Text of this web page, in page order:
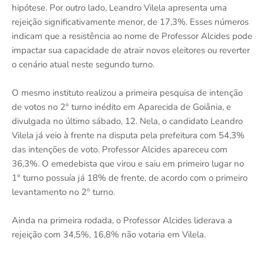
hipótese. Por outro lado, Leandro Vilela apresenta uma
rejeição significativamente menor, de 17,3%. Esses números
indicam que a resistência ao nome de Professor Alcides pode
impactar sua capacidade de atrair novos eleitores ou reverter
o cenário atual neste segundo turno.
O mesmo instituto realizou a primeira pesquisa de intenção
de votos no 2° turno inédito em Aparecida de Goiânia, e
divulgada no último sábado, 12. Nela, o candidato Leandro
Vilela já veio à frente na disputa pela prefeitura com 54,3%
das intenções de voto. Professor Alcides apareceu com
36,3%. O emedebista que virou e saiu em primeiro lugar no
1° turno possuía já 18% de frente, de acordo com o primeiro
levantamento no 2° turno.
Ainda na primeira rodada, o Professor Alcides liderava a
rejeição com 34,5%, 16,8% não votaria em Vilela.